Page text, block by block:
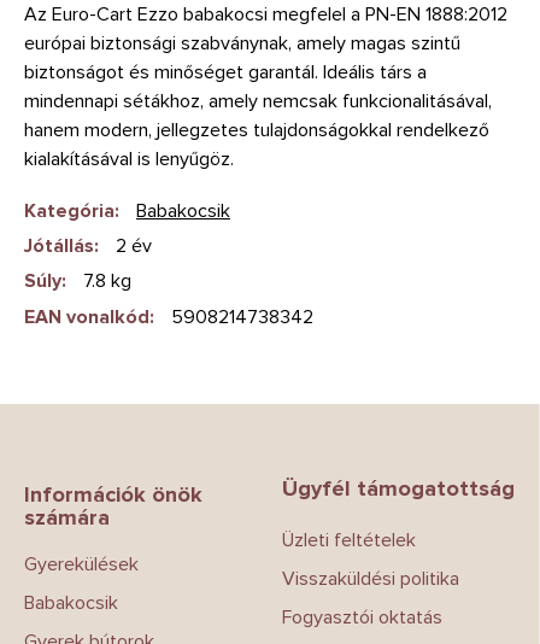
Az Euro-Cart Ezzo babakocsi megfelel a PN-EN 1888:2012
európai biztonsági szabványnak, amely magas szintű
biztonságot és minőséget garantál. Ideális társ a
mindennapi sétákhoz, amely nemcsak funkcionalitásával,
hanem modern, jellegzetes tulajdonságokkal rendelkező
kialakításával is lenyűgöz.
Kategória:
Babakocsik
Jótállás:
2 év
Súly:
7.8 kg
EAN vonalkód: 5908214738342
Információk önök
számára
Gyerekülések
Babakocsik
Ügyfél támogatottság
Üzleti feltételek
Visszaküldési politika
Fogyasztói oktatás